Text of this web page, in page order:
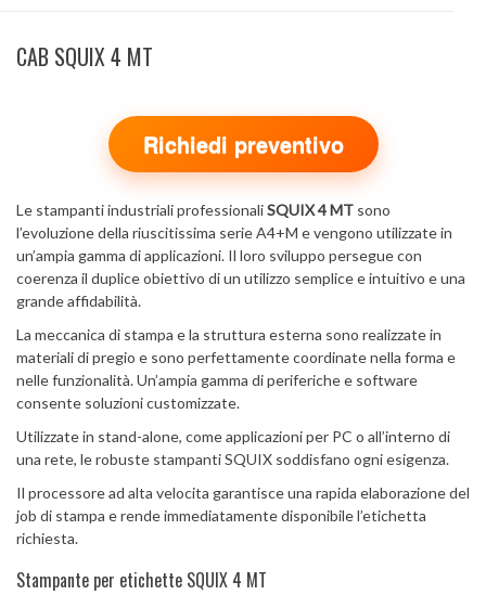
CAB SQUIX 4 MT
Richiedi preventivo
Le stampanti industriali professionaliSQUIX 4 MT sono
l’evoluzione della riuscitissima serie A4+M e vengono utilizzate in
un’ampia gamma di applicazioni. Il loro sviluppo persegue con
coerenza il duplice obiettivo di un utilizzo semplice e intuitivo e una
grande affidabilità.
La meccanica di stampa e la struttura esterna sono realizzate in
materiali di pregio e sono perfettamente coordinate nella forma e
nelle funzionalità. Un’ampia gamma di periferiche e software
consente soluzioni customizzate.
Utilizzate in stand-alone, come applicazioni per PC o all’interno di
una rete, le robuste stampanti SQUIX soddisfano ogni esigenza.
Il processore ad alta velocita garantisce una rapida elaborazione del
job di stampa e rende immediatamente disponibile l’etichetta
richiesta.
Stampante per etichette SQUIX 4 MT